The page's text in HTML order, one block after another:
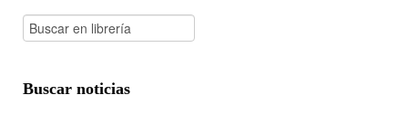
Buscar noticias